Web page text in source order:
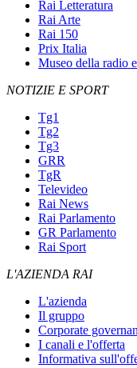
Rai Letteratura
Rai Arte
Rai 150
Prix Italia
Museo della radio
NOTIZIE E SPORT
Tg1
Tg2
Tg3
GRR
TgR
Televideo
Rai News
Rai Parlamento
GR Parlamento
Rai Sport
L'AZIENDA RAI
L'azienda
Il gruppo
Corporate
I canali e l'offerta
Informativa